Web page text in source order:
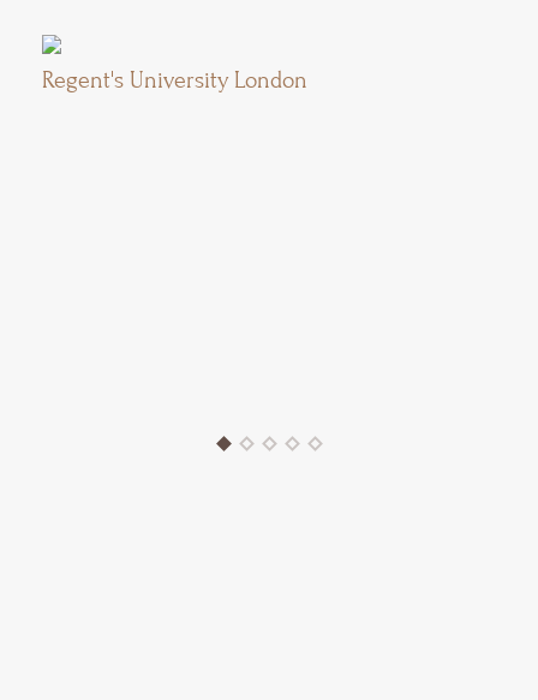
Regent's University London